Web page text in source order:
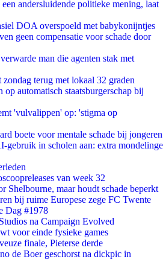
een andersluidende politieke mening, laat
DOA overspoeld met babykonijntjes
geen compensatie voor schade door
man die agenten stak met
terug met lokaal 32 graden
automatisch staatsburgerschap bij
'vulvalippen' op: 'stigma op
boete voor mentale schade bij jongeren
gebruik in scholen aan: extra mondelinge
van week 32
Shelbourne, maar houdt schade beperkt
bij ruime Europese zege FC Twente
Dag #1978
na Campaign Evolved
voor einde fysieke games
finale, Pieterse derde
de Boer geschorst na dickpic in